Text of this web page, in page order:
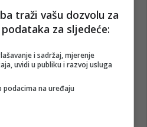
traži vašu dozvolu za
za sljedeće:
i sadržaj, mjerenje
uvidi u publiku i razvoj usluga
na uređaju